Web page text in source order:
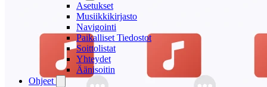
Asetukset
Musiikkikirjasto
Navigointi
Paikalliset Tiedostot
Soittolistat
Yhteydet
Äänisoitin
Ohjeet